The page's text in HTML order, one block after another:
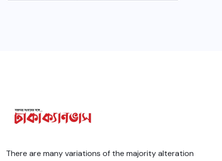
There are many variations of the majority alteration